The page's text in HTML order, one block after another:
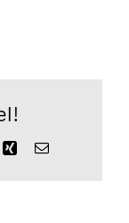
XingE-